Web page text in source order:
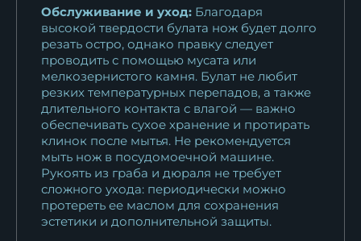
Обслуживание и уход: Благодаря
высокой твердости булата нож будет долго
резать остро, однако правку следует
проводить с помощью мусата или
мелкозернистого камня. Булат не любит
резких температурных перепадов, а также
длительного контакта с влагой — важно
обеспечивать сухое хранение и протирать
клинок после мытья. Не рекомендуется
мыть нож в посудомоечной машине.
Рукоять из граба и дюраля не требует
сложного ухода: периодически можно
протереть ее маслом для сохранения
эстетики и дополнительной защиты.